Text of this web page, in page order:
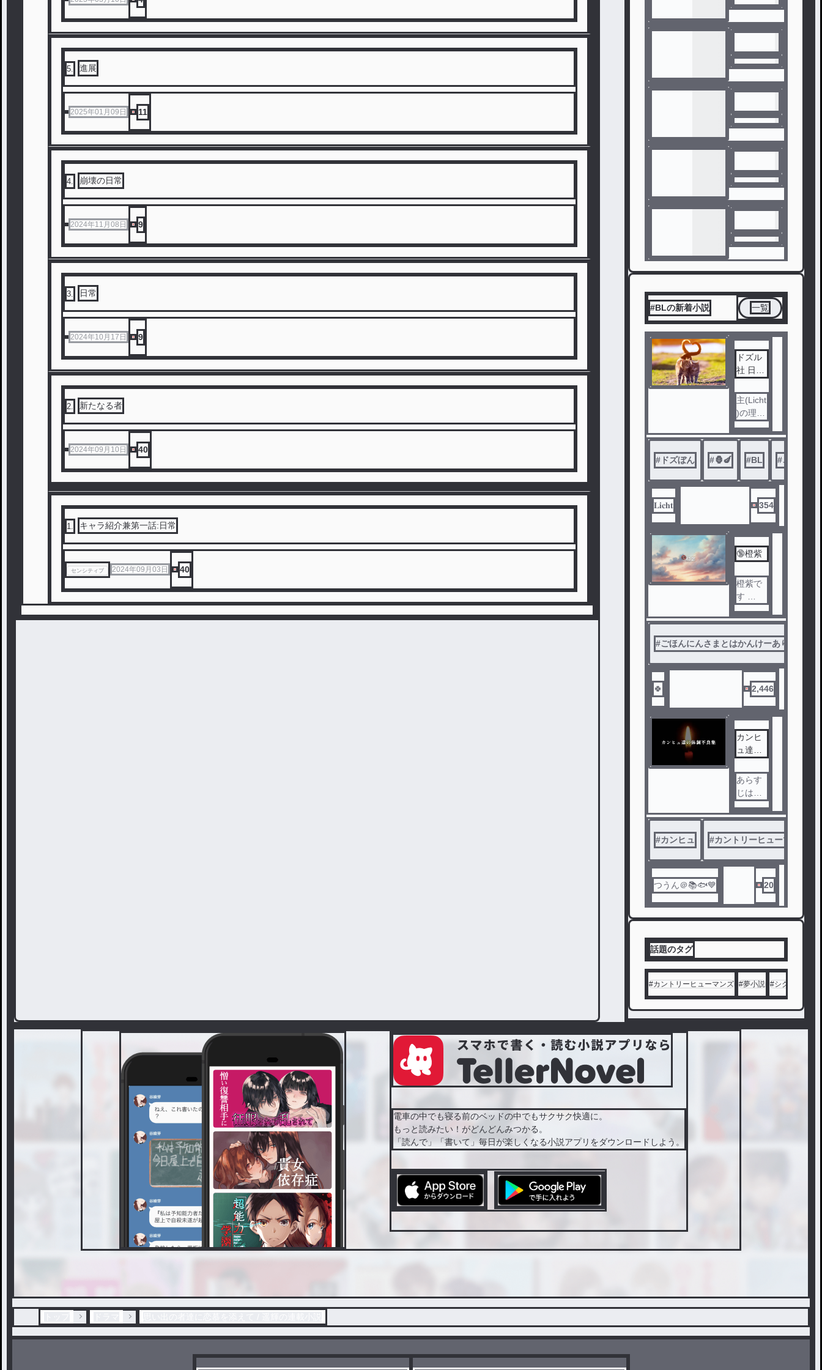
5 進展
2025年01月09日 11
4 崩壊の日常
2024年11月08日 9
3 日常
2024年10月17日 9
2 新たなる者
2024年09月10日 40
1 キャラ紹介兼第一話:日常
センシティブ 2024年09月03日 40
#BLの新着小説 一覧
ドズル
社 日常
主(Licht
)の理想
を描い
たドズ
ル社日
常系物
語
この物
語は主(
詰め込
完全オ
リジナ
ルスト
ーリー
ます
主の理
想、そ
の1 ド
ズル社
メンバ
ー+猫お
じの6人
でのル
ームシ
ェアと
いうの
考えた
日常系
物語
BL要素
キャラ
なんで
という
方は是
んでみ
てくだ
# ドズぼん #🦍🍆 #BL #ご本人様
𝐋𝐢𝐜𝐡𝐭 354
🔞橙紫
橙紫で
す
攻 橙 受
紫
いいね
りしだ
い投稿
します
#ごほんにんさまとはかんけーありません
🍀 2,446
カンヒ
ュ達の
良集
あらす
じは私
の布団
なので
とらな
いでく
#カンヒュ #カントリーヒューマンズ
つうん＠📚🐟💙 20
話題のタグ
#カントリーヒューマンズ #夢小説 #シクフォニ
電車の中でも寝る前のベッドの中でもサクサク快適に。
もっと読みたい！がどんどんみつかる。
「読んで」「書いて」毎日が楽しくなる小説アプリをダウンロードしよう。